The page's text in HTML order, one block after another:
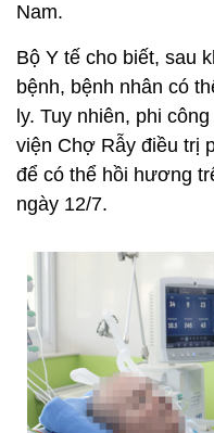
Nam.
Bộ Y tế cho biết, sau
bệnh, bệnh nhân có
ly. Tuy nhiên, phi
viện Chợ Rẫy điều trị
để có thể hồi hương
ngày 12/7.